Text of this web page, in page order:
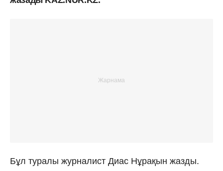
Бұл туралы журналист Диас Нұрақын жазды.